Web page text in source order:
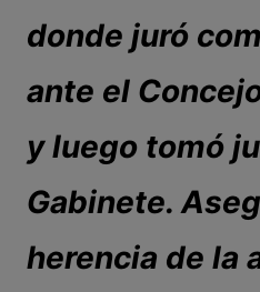
donde juró
ante el
y luego tomó
Gabinete.
herencia de la